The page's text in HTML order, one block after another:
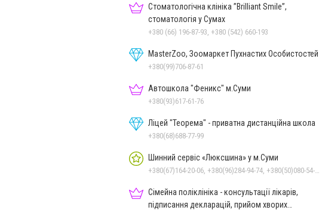
Стоматологічна клініка ”Brilliant Smile”,
стоматологія у Сумах
+380 (66) 196-87-93, +380 (542) 660-193
MasterZoo, Зоомаркет Пухнастих Особистостей
+380(99)706-87-61
Автошкола "Феникс" м.Суми
+380(93)617-61-76
Ліцей "Теорема" - приватна дистанційна школа
+380(68)688-77-99
Шинний сервіс «Люксшина» у м.Суми
Сімейна поліклініка - консультації лікарів,
підписання декларацій, прийом хворих